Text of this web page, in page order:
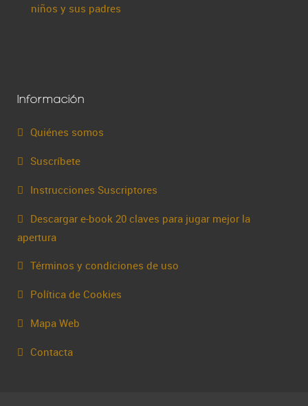
niños y sus padres
Información
Quiénes somos
Suscríbete
Instrucciones Suscriptores
Descargar e-book 20 claves para jugar mejor la
apertura
Términos y condiciones de uso
Política de Cookies
Mapa Web
Contacta